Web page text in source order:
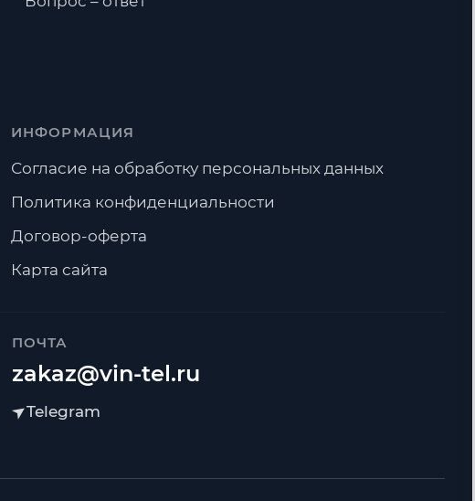
ПОЧТА
zakaz@vin-tel.ru
ИНФОРМАЦИЯ
Согласие на обработку персональных данных
Политика конфиденциальности
Договор-оферта
Карта сайта